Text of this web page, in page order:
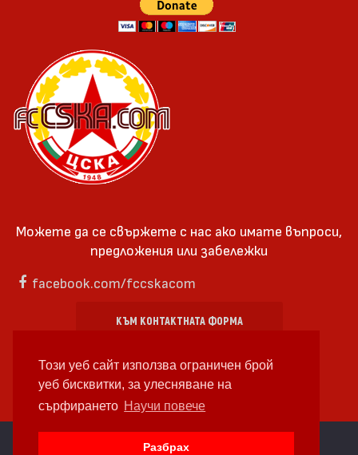
Този уеб сайт използва ограничен брой
уеб бисквитки, за улесняване на
сърфирането Научи повече
Разбрах
Можете да се свържете с нас ако имате въпроси,
предложения или забележки
facebook.com/fccskacom
КЪМ КОНТАКТНАТА ФОРМА
cc by-sa 4.0 2018—2026 | Някои Права Запазени